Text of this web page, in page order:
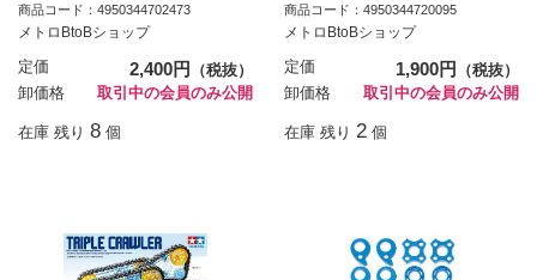
商品コード：4950344702473
メトロBtoBショップ
定価 2,400円
（税抜）
卸価格
取引中の会員のみ公開
在庫 残り 8 個
商品コード：4950344720095
メトロBtoBショップ
定価 1,900円
（税抜）
卸価格
取引中の会員のみ公開
在庫 残り 2 個